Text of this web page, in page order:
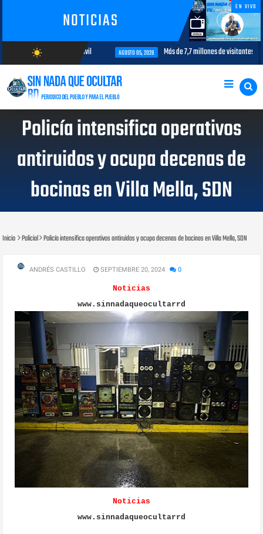
NOTICIAS
EN VIVO
wb_sunny
AGOSTO/9/2026
para la aviación civil AGOSTO 05, 2026 Más de 7,7 millones de visitantes
Policía intensifica operativos
antiruidos y ocupa decenas de
bocinas en Villa Mella, SDN
Inicio Policial Policía intensifica operativos antiruidos y ocupa decenas de bocinas en Villa Mella, SDN
ANDRÉS CASTILLO SEPTIEMBRE 20, 2024 0
Noticias
www.sinnadaqueocultarrd
Noticias
www.sinnadaqueocultarrd